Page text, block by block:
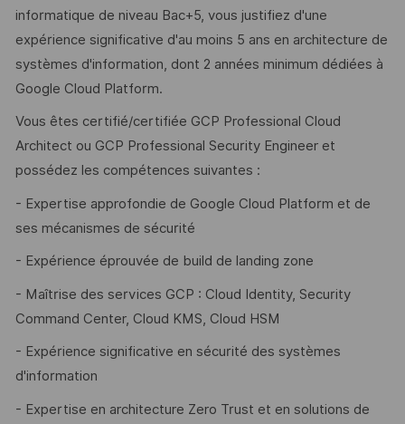
informatique de niveau Bac+5, vous justifiez d'une
expérience significative d'au moins 5 ans en architecture de
systèmes d'information, dont 2 années minimum dédiées à
Google Cloud Platform.
Vous êtes certifié/certifiée GCP Professional Cloud
Architect ou GCP Professional Security Engineer et
possédez les compétences suivantes :
- Expertise approfondie de Google Cloud Platform et de
ses mécanismes de sécurité
- Expérience éprouvée de build de landing zone
- Maîtrise des services GCP : Cloud Identity, Security
Command Center, Cloud KMS, Cloud HSM
- Expérience significative en sécurité des systèmes
d'information
- Expertise en architecture Zero Trust et en solutions de